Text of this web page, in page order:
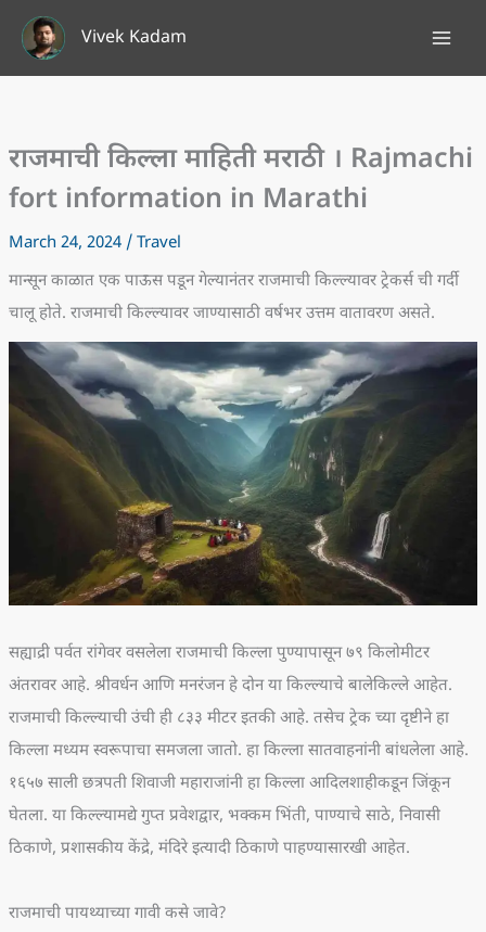
content
Vivek Kadam
राजमाची किल्ला माहिती मराठी । Rajmachi
fort information in Marathi
March 24, 2024/Travel
मान्सून काळात एक पाऊस पडून गेल्यानंतर राजमाची किल्ल्यावर ट्रेकर्स ची गर्दी
चालू होते. राजमाची किल्ल्यावर जाण्यासाठी वर्षभर उत्तम वातावरण असते.
सह्याद्री पर्वत रांगेवर वसलेला राजमाची किल्ला पुण्यापासून ७९ किलोमीटर
अंतरावर आहे. श्रीवर्धन आणि मनरंजन हे दोन या किल्ल्याचे बालेकिल्ले आहेत.
राजमाची किल्ल्याची उंची ही ८३३ मीटर इतकी आहे. तसेच ट्रेक च्या दृष्टीने हा
किल्ला मध्यम स्वरूपाचा समजला जातो. हा किल्ला सातवाहनांनी बांधलेला आहे.
१६५७ साली छत्रपती शिवाजी महाराजांनी हा किल्ला आदिलशाहीकडून जिंकून
घेतला. या किल्ल्यामद्ये गुप्त प्रवेशद्वार, भक्कम भिंती, पाण्याचे साठे, निवासी
ठिकाणे, प्रशासकीय केंद्रे, मंदिरे इत्यादी ठिकाणे पाहण्यासारखी आहेत.
राजमाची पायथ्याच्या गावी कसे जावे?